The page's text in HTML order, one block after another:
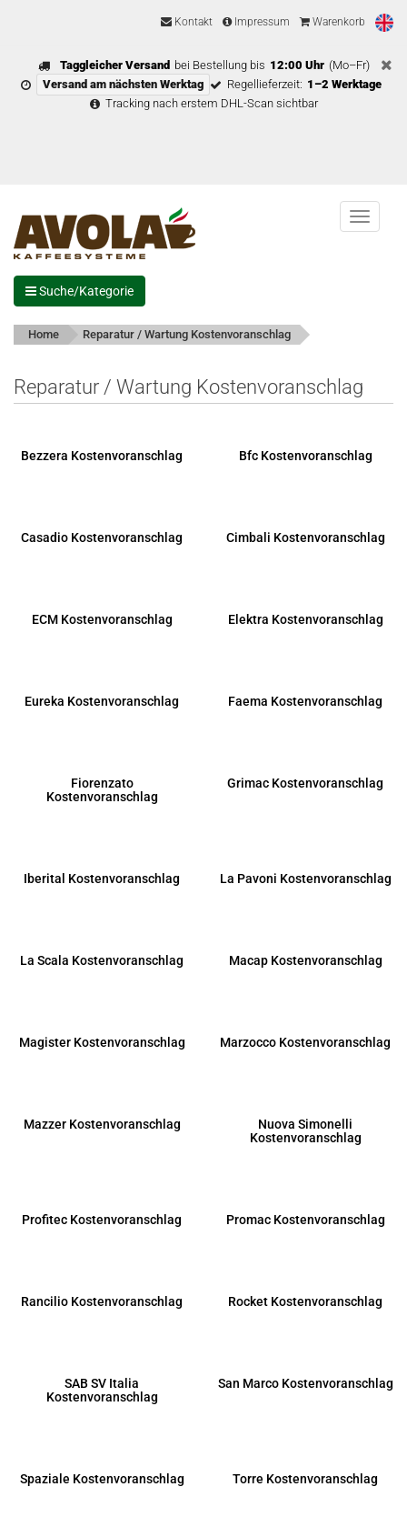
Kontakt Impressum Warenkorb
Taggleicher Versand bei Bestellung bis 12:00 Uhr (Mo–Fr)
Versand am nächsten Werktag
Regellieferzeit: 1–2 Werktage
Tracking nach erstem DHL-Scan sichtbar
Menu
Suche/Kategorie
Home Reparatur / Wartung Kostenvoranschlag
Reparatur / Wartung Kostenvoranschlag
Bezzera Kostenvoranschlag Bfc Kostenvoranschlag
Casadio Kostenvoranschlag Cimbali Kostenvoranschlag
ECM Kostenvoranschlag Elektra Kostenvoranschlag
Eureka Kostenvoranschlag Faema Kostenvoranschlag
Fiorenzato
Kostenvoranschlag
Grimac Kostenvoranschlag
Iberital Kostenvoranschlag La Pavoni Kostenvoranschlag
La Scala Kostenvoranschlag Macap Kostenvoranschlag
Magister Kostenvoranschlag Marzocco Kostenvoranschlag
Mazzer Kostenvoranschlag
Nuova Simonelli
Kostenvoranschlag
Profitec Kostenvoranschlag Promac Kostenvoranschlag
Rancilio Kostenvoranschlag Rocket Kostenvoranschlag
SAB SV Italia
Kostenvoranschlag
San Marco Kostenvoranschlag
Spaziale Kostenvoranschlag Torre Kostenvoranschlag